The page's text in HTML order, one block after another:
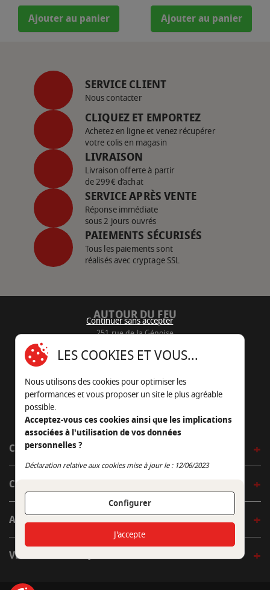
Ajouter au panier Ajouter au panier
SERVICE CLIENT
Nous contacter
CLIQUEZ ET EMPORTEZ
Achetez en ligne et venez récupérer
votre colis en magasin
LIVRAISON
Livraison offerte à partir
de 299€ d’achat
SERVICE APRÈS VENTE
Réponse immédiate
sous 2 jours ouvrés
PAIEMENTS SÉCURISÉS
Tous les paiements sont
réalisés avec cryptage SSL
AUTOUR DU FEU
251 rue de la Génoise
05 45 22 98 09
Nous envoyer un e-mail
CÔTÉ OUTDOOR
CÔTÉ INDOOR
AUTOUR DE LA TABLE
VENIR EN BOUTIQUE
Continuer sans accepter
LES COOKIES ET VOUS...
Nous utilisons des cookies pour optimiser les
performances et vous proposer un site le plus agréable
possible.
Acceptez-vous ces cookies ainsi que les implications
associées à l'utilisation de vos données
personnelles ?
Déclaration relative aux cookies mise à jour le : 12/06/2023
Configurer
Continuer sans accepter
J'accepte